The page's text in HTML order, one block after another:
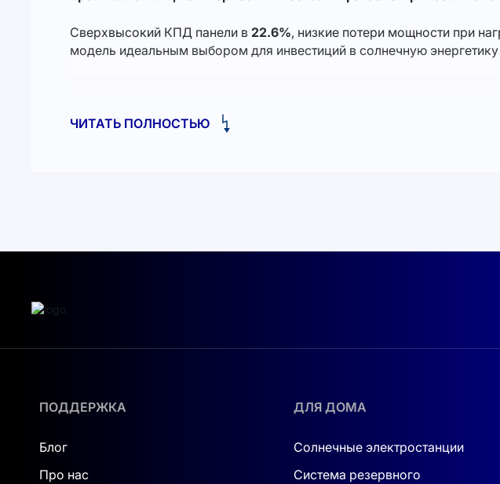
Сверхвысокий КПД панели в 22.6%, низкие потери мощности при
модель идеальным выбором для инвестиций в солнечную энергетику
ЧИТАТЬ ПОЛНОСТЬЮ
ПОДДЕРЖКА
Блог
Про нас
ДЛЯ ДОМА
Солнечные электростанции
Система резервного